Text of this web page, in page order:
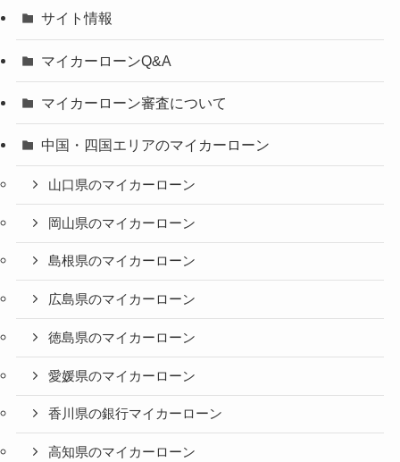
サイト情報
マイカーローンQ&A
マイカーローン審査について
中国・四国エリアのマイカーローン
山口県のマイカーローン
岡山県のマイカーローン
島根県のマイカーローン
広島県のマイカーローン
徳島県のマイカーローン
愛媛県のマイカーローン
香川県の銀行マイカーローン
高知県のマイカーローン